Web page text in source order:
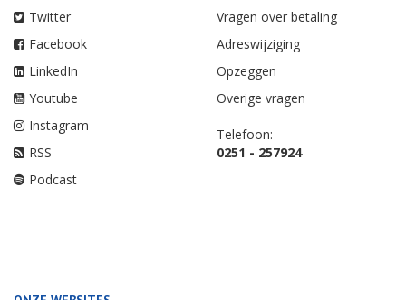
Twitter
Facebook
LinkedIn
Youtube
Instagram
RSS
Podcast
Vragen over betaling
Adreswijziging
Opzeggen
Overige vragen
Telefoon:
0251 - 257924